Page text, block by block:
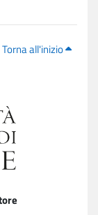
Torna all'inizio